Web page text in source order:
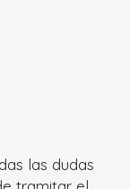
las dudas